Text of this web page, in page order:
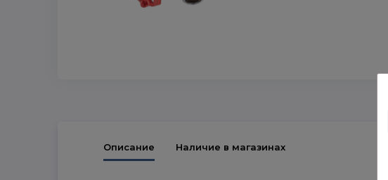
Описание Наличие в магазинах